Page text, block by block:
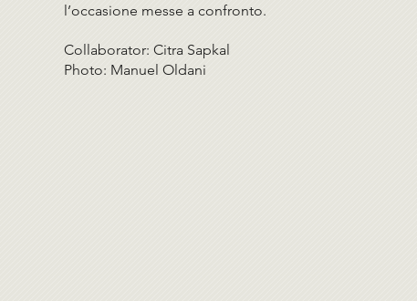
l’occasione messe a confronto.
Collaborator: Citra Sapkal
Photo: Manuel Oldani